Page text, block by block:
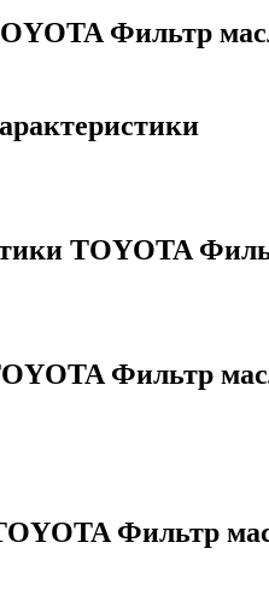
Фильтр
TOYOTA
Фильтр
Фильтр